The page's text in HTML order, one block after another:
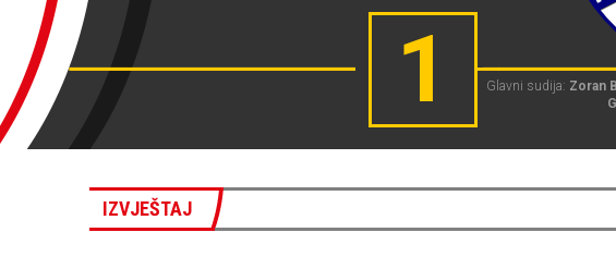
1 Glavni sudija: Zoran
IZVJEŠTAJ